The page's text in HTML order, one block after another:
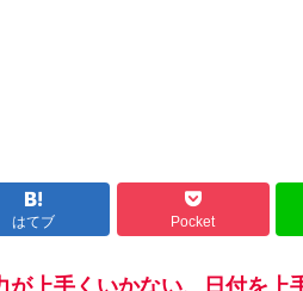
はてブ Pocket
上手くいかない、日付を上